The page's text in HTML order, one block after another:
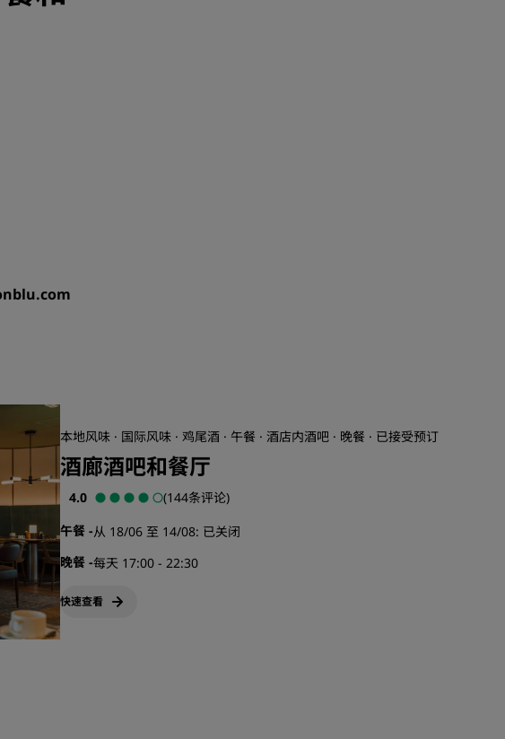
本地风味 · 国际风味 · 鸡尾酒 · 午餐 · 酒店内酒吧 · 晚餐 · 已接受预订
酒廊酒吧和餐厅
4.0
(144条评论)
午餐 -从 18/06 至 14/08: 已关闭
晚餐 -每天 17:00 - 22:30
快速查看